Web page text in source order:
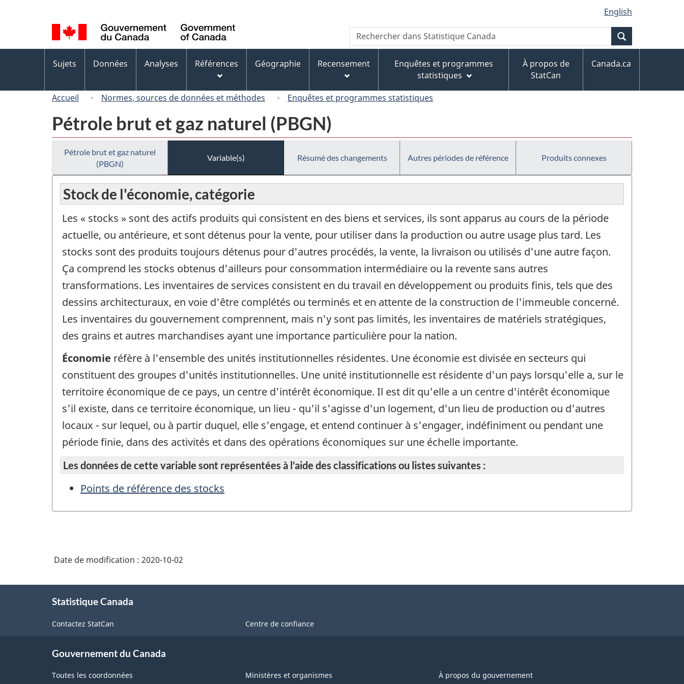
au
contenu
principal
« À
propos
de
ce
version
HTML
simplifiée
de
la
langue
English
Canada
Recherche
Rechercher
dans
Canada
des
Sujets Données Analyses Références Géographie Recensement
Enquêtes et programmes
statistiques
À propos de
StatCan
Canada.ca
Accueil Normes, sources de données et méthodes Enquêtes et programmes statistiques
Pétrole brut et gaz naturel (PBGN)
Pétrole brut et gaz naturel
(PBGN)
Variable(s) Résumé des changements Autres périodes de référence Produits connexes
Stock de l'économie, catégorie
Les « stocks » sont des actifs produits qui consistent en des biens et services, ils sont apparus au cours de la période
actuelle, ou antérieure, et sont détenus pour la vente, pour utiliser dans la production ou autre usage plus tard. Les
stocks sont des produits toujours détenus pour d'autres procédés, la vente, la livraison ou utilisés d'une autre façon.
Ça comprend les stocks obtenus d'ailleurs pour consommation intermédiaire ou la revente sans autres
transformations. Les inventaires de services consistent en du travail en développement ou produits finis, tels que des
dessins architecturaux, en voie d'être complétés ou terminés et en attente de la construction de l'immeuble concerné.
Les inventaires du gouvernement comprennent, mais n'y sont pas limités, les inventaires de matériels stratégiques,
des grains et autres marchandises ayant une importance particulière pour la nation.
Économie réfère à l'ensemble des unités institutionnelles résidentes. Une économie est divisée en secteurs qui
constituent des groupes d'unités institutionnelles. Une unité institutionnelle est résidente d'un pays lorsqu'elle a, sur le
territoire économique de ce pays, un centre d'intérêt économique. Il est dit qu'elle a un centre d'intérêt économique
s'il existe, dans ce territoire économique, un lieu - qu'il s'agisse d'un logement, d'un lieu de production ou d'autres
locaux - sur lequel, ou à partir duquel, elle s'engage, et entend continuer à s'engager, indéfiniment ou pendant une
période finie, dans des activités et dans des opérations économiques sur une échelle importante.
Les données de cette variable sont représentées à l'aide des classifications ou listes suivantes :
Points de référence des stocks
Date de modification : 2020-10-02
Statistique Canada
Contactez StatCan Centre de confiance
Gouvernement du Canada
Toutes les coordonnées Ministères et organismes À propos du gouvernement